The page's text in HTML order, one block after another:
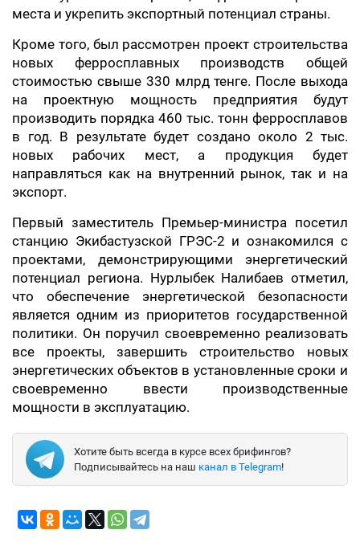
места и укрепить экспортный потенциал страны.
Кроме того, был рассмотрен проект строительства
новых ферросплавных производств общей
стоимостью свыше 330 млрд тенге. После выхода
на проектную мощность предприятия будут
производить порядка 460 тыс. тонн ферросплавов
в год. В результате будет создано около 2 тыс.
новых рабочих мест, а продукция будет
направляться как на внутренний рынок, так и на
экспорт.
Первый заместитель Премьер-министра посетил
станцию Экибастузской ГРЭС-2 и ознакомился с
проектами, демонстрирующими энергетический
потенциал региона. Нурлыбек Налибаев отметил,
что обеспечение энергетической безопасности
является одним из приоритетов государственной
политики. Он поручил своевременно реализовать
все проекты, завершить строительство новых
энергетических объектов в установленные сроки и
своевременно ввести производственные
мощности в эксплуатацию.
Хотите быть всегда в курсе всех брифингов?
Подписывайтесь на наш канал в Telegram!